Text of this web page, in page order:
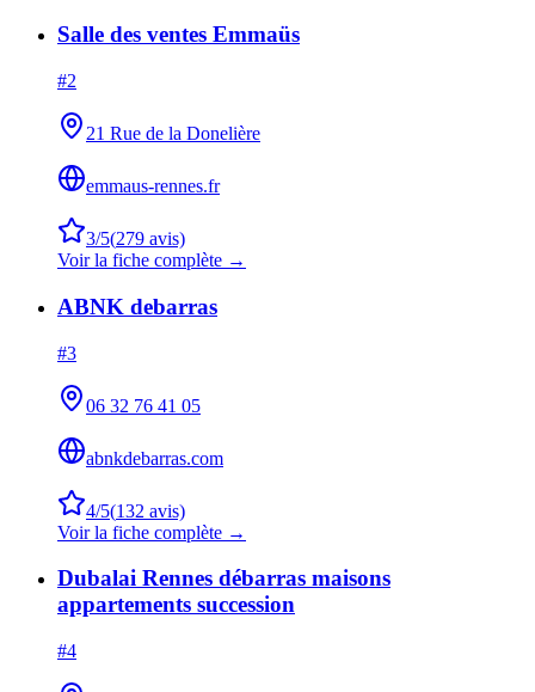
Salle des ventes Emmaüs
#2
21 Rue de la Donelière
emmaus-rennes.fr
3/5(279 avis)
Voir la fiche complète →
ABNK debarras
#3
06 32 76 41 05
abnkdebarras.com
4/5(132 avis)
Voir la fiche complète →
Dubalai Rennes débarras maisons
appartements succession
#4